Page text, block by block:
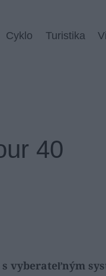
Cyklo Turistika
40
vyberateľným